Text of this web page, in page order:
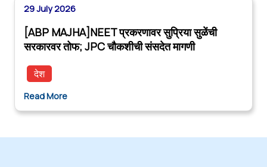
29 July 2026
[ABP MAJHA]NEET प्रकरणावर सुप्रिया सुळेंची
सरकारवर तोफ; JPC चौकशीची संसदेत मागणी
देश
Read More